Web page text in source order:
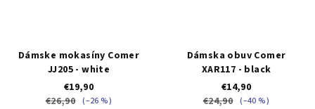
Dámske mokasíny Comer
JJ205 - white
€19,90
€26,90 (–26 %)
Dámska obuv Comer
XAR117 - black
€14,90
€24,90 (–40 %)